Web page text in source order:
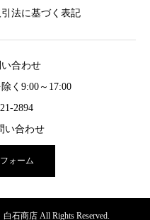
法に基づく表記
合わせ
く9:00～17:00
2894
い合わせ
ォーム
石商店 All Rights Reserved.